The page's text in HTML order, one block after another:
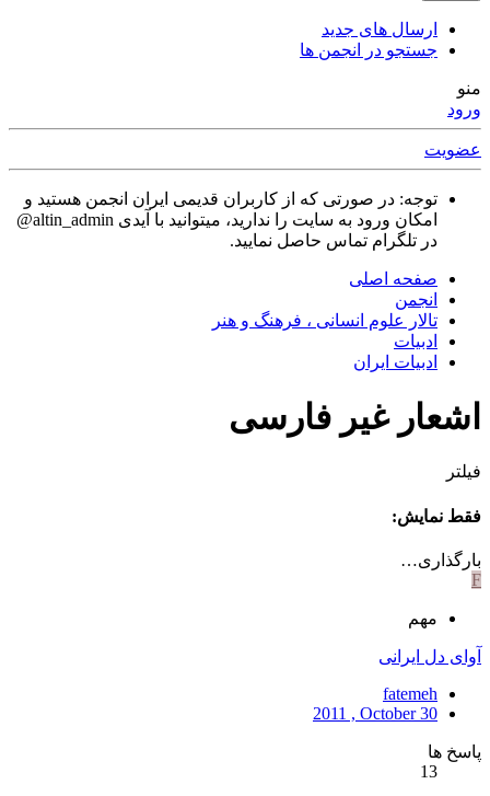
ارسال های جدید
جستجو در انجمن ها
منو
ورود
عضویت
توجه: در صورتی که از کاربران قدیمی ایران انجمن هستید و
امکان ورود به سایت را ندارید، میتوانید با آیدی altin_admin@
در تلگرام تماس حاصل نمایید.
صفحه اصلی
انجمن
تالار علوم انسانی ، فرهنگ و هنر
ادبيات
ادبیات ایران
اشعار غیر فارسی
فیلتر
فقط نمایش:
بارگذاری…
F
مهم
آوای دل ایرانی
fatemeh
2011 , October 30
پاسخ ها
13